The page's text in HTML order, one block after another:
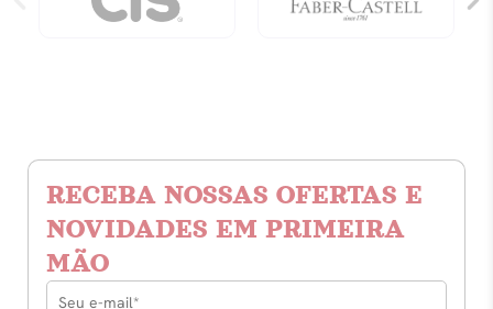
RECEBA NOSSAS OFERTAS E
NOVIDADES EM PRIMEIRA
MÃO